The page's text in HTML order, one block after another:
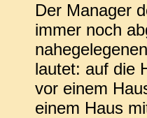
Der Manager
immer noch
lautet: auf die
vor einem
einem Haus